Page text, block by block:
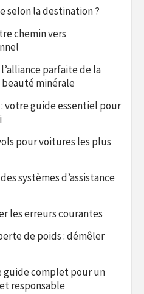
selon la destination ?
chemin vers
parfaite de la
minérale
votre guide essentiel pour
pour voitures les plus
systèmes d’assistance
les erreurs courantes
de poids : démêler
guide complet pour un
responsable